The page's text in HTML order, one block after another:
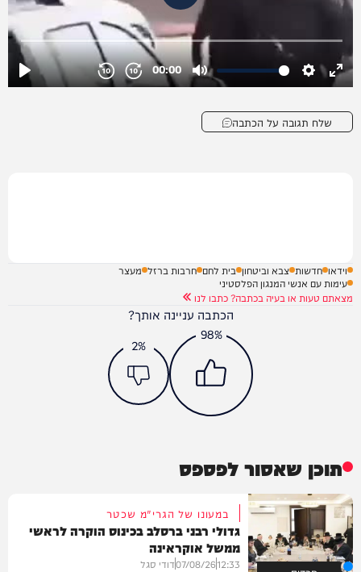
שלח תגובה על הכתבה
וידאו חדשות צבא וביטחון בית לחם חרבות ברזל מעצר
עימות עם אנשי המנגון הפלסטיני
מצאתם טעות או בעיה בכתבה? כתבו לנו
הכתבה עניינה אותך?
98%
2%
תוכן שאסור לפספס
במעונו של הגרי"מ שכטר
גדולי רבני ברסלב בכינוס הוקרה לראשי
ממשל אוקראינה
12:33
07/08/26דודי סגל